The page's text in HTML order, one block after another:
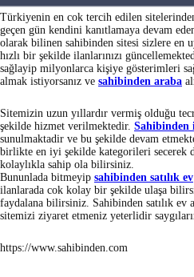
Türkiyenin en cok tercih edilen
geçen gün kendini kanıtlamaya devam
olarak bilinen sahibinden sitesi sizlere en
hızlı bir şekilde ilanlarınızı
sağlayip milyonlarca kişiye gösterimleri
almak istiyorsanız ve sahibinden araba
Sitemizin uzun yıllardır vermiş olduğu
şekilde hizmet verilmektedir. Sahibinden
sunulmaktadir ve bu şekilde devam
birlikte en iyi şekilde kategorileri secerek
kolaylıkla sahip ola bilirsiniz.
Bununlada bitmeyip sahibinden satılık ev
ilanlarada cok kolay bir şekilde ulaşa
faydalana bilirsiniz. Sahibinden satılık ev
sitemizi ziyaret etmeniz yeterlidir
https://www.sahibinden.com